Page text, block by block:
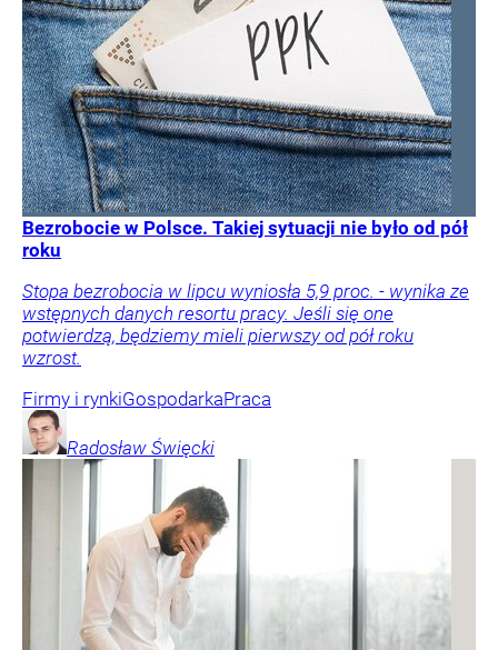
Bezrobocie w Polsce. Takiej sytuacji nie było od pół
roku
Stopa bezrobocia w lipcu wyniosła 5,9 proc. - wynika ze
wstępnych danych resortu pracy. Jeśli się one
potwierdzą, będziemy mieli pierwszy od pół roku
wzrost.
Firmy i rynkiGospodarkaPraca
Radosław Święcki